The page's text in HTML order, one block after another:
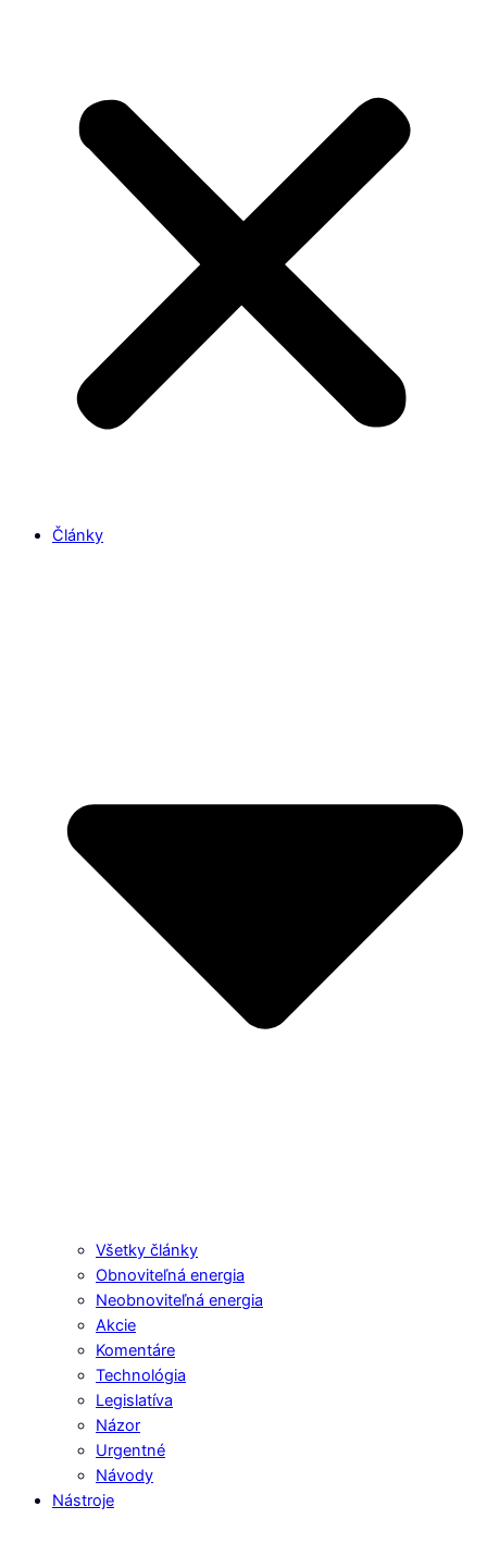
Články
Všetky články
Obnoviteľná energia
Neobnoviteľná energia
Akcie
Komentáre
Technológia
Legislatíva
Názor
Urgentné
Návody
Nástroje